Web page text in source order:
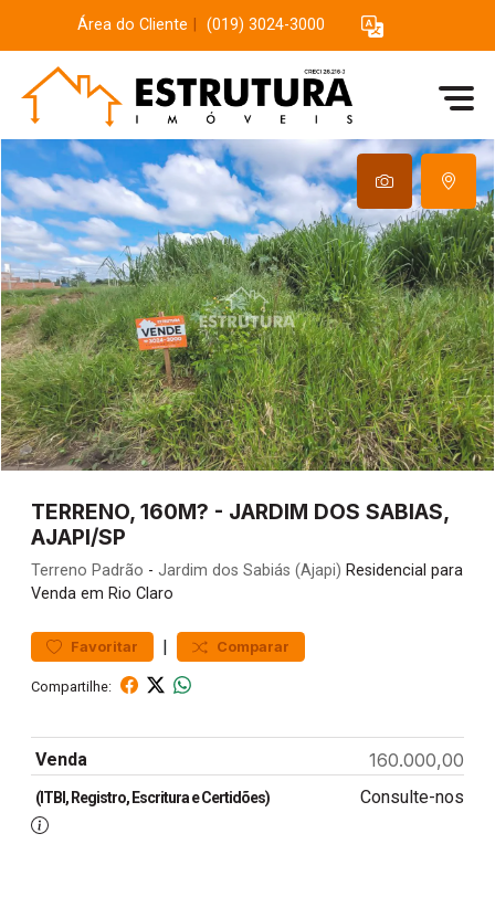
Área do Cliente (019) 3024-3000
TERRENO, 160M? - JARDIM DOS SABIAS,
AJAPI/SP
Terreno Padrão - Jardim dos Sabiás (Ajapi) Residencial para
Venda em Rio Claro
Favoritar | Comparar
Compartilhe:
Venda 160.000,00
(ITBI, Registro, Escritura e Certidões) Consulte-nos